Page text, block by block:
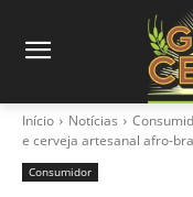
Início Notícias
e cerveja artesanal afro-
Consumidor